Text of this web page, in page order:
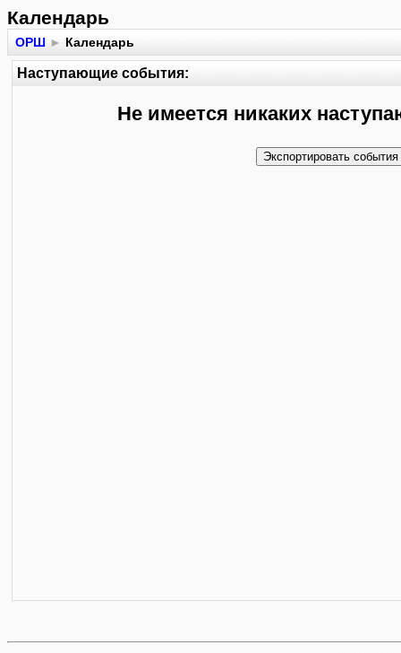
Календарь
ОРШ ► Календарь
Наступающие события:
Не имеется никаких